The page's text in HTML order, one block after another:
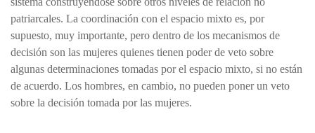
patriarcales. La coordinación con el espacio mixto es, por
supuesto, muy importante, pero dentro de los mecanismos de
decisión son las mujeres quienes tienen poder de veto sobre
algunas determinaciones tomadas por el espacio mixto, si no están
de acuerdo. Los hombres, en cambio, no pueden poner un veto
sobre la decisión tomada por las mujeres.